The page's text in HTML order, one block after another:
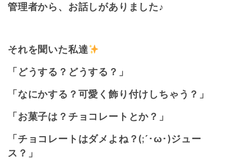
管理者から、お話しがありました♪
それを聞いた私達
「どうする？どうする？」
「なにかする？可愛く飾り付けしちゃう？」
「お菓子は？チョコレートとか？」
「チョコレートはダメよね？(;´･ω･)ジュー
ス？」